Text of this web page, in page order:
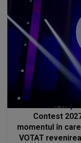
România va
Contest
momentul în
VOTAT